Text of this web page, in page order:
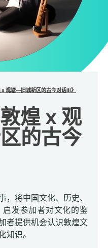
观塘—旧城新区的古今对话III》
煌 x 观
的古今
，将中国文化、历史、
发参加者对文化的鉴
者提供机会认识敦煌文
知识。